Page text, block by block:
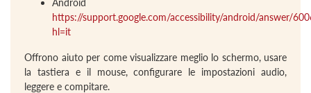
Android
https://support.google.com/accessibility/android/answer/
hl=it
Offrono aiuto per come visualizzare meglio lo schermo, usare
la tastiera e il mouse, configurare le impostazioni audio,
leggere e compitare.